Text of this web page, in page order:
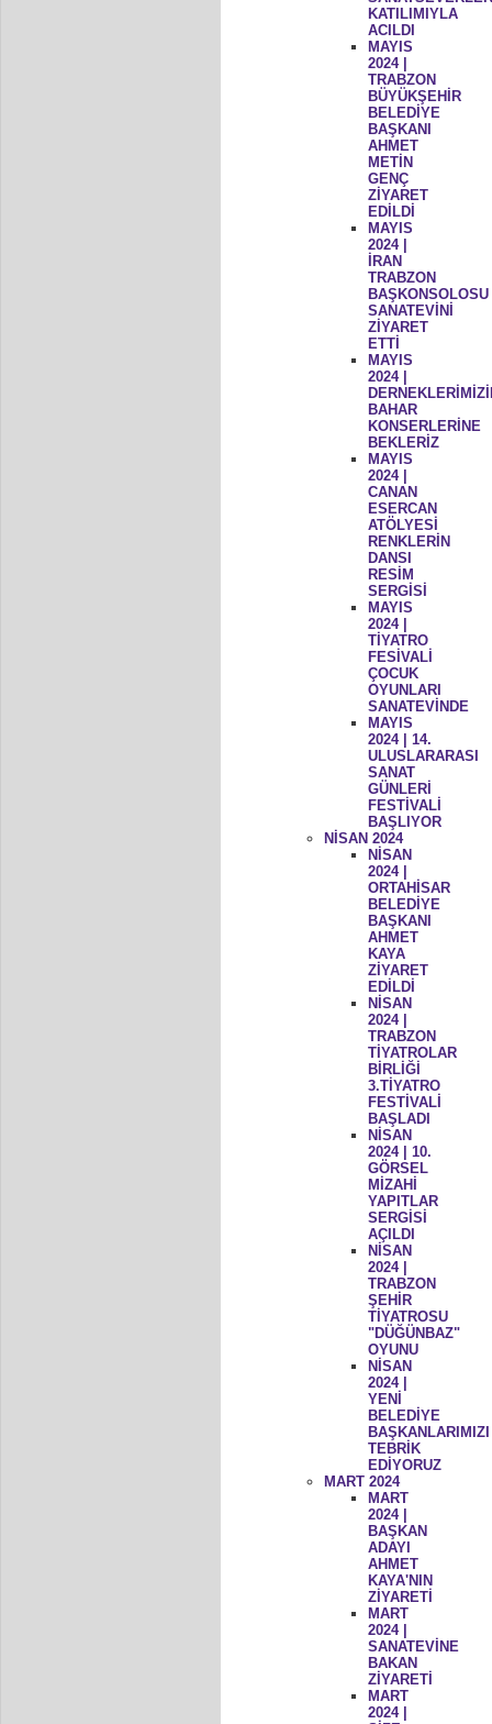
KATILIMIYLA
ACILDI
MAYIS
2024 |
TRABZON
BÜYÜKŞEHİR
BELEDİYE
BAŞKANI
AHMET
METİN
GENÇ
ZİYARET
EDİLDİ
MAYIS
2024 |
İRAN
TRABZON
BAŞKONSOLOSU
SANATEVİNİ
ZİYARET
ETTİ
MAYIS
2024 |
BAHAR
KONSERLERİNE
BEKLERİZ
MAYIS
2024 |
CANAN
ESERCAN
ATÖLYESİ
RENKLERİN
DANSI
RESİM
SERGİSİ
MAYIS
2024 |
TİYATRO
FESİVALİ
ÇOCUK
OYUNLARI
SANATEVİNDE
MAYIS
2024 | 14.
ULUSLARARASI
SANAT
GÜNLERİ
FESTİVALİ
BAŞLIYOR
NİSAN 2024
NİSAN
2024 |
ORTAHİSAR
BELEDİYE
BAŞKANI
AHMET
KAYA
ZİYARET
EDİLDİ
NİSAN
2024 |
TRABZON
TİYATROLAR
BİRLİĞİ
3.TİYATRO
FESTİVALİ
BAŞLADI
NİSAN
2024 | 10.
GÖRSEL
MİZAHİ
YAPITLAR
SERGİSİ
AÇILDI
NİSAN
2024 |
TRABZON
ŞEHİR
TİYATROSU
"DÜĞÜNBAZ"
OYUNU
NİSAN
2024 |
YENİ
BELEDİYE
BAŞKANLARIMIZI
TEBRİK
EDİYORUZ
MART 2024
MART
2024 |
BAŞKAN
ADAYI
AHMET
KAYA'NIN
ZİYARETİ
MART
2024 |
SANATEVİNE
BAKAN
ZİYARETİ
MART
2024 |